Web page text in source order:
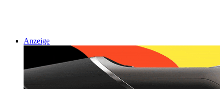
Anzeige